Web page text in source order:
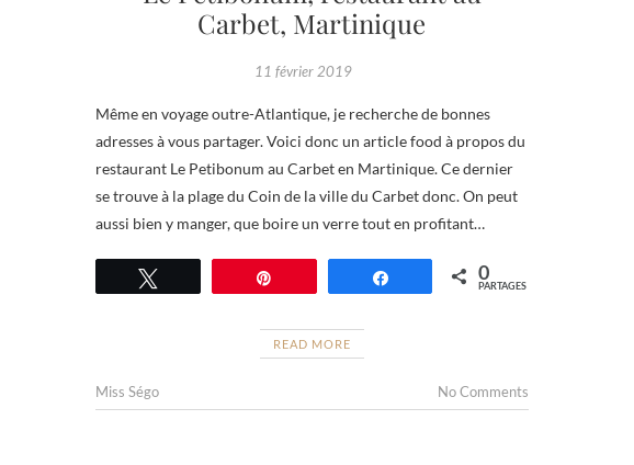
Carbet, Martinique
11 février 2019
Même en voyage outre-Atlantique, je recherche de bonnes
adresses à vous partager. Voici donc un article food à propos du
restaurant Le Petibonum au Carbet en Martinique. Ce dernier
se trouve à la plage du Coin de la ville du Carbet donc. On peut
aussi bien y manger, que boire un verre tout en profitant…
Partagez 0
PARTAGES
READ MORE
Miss Ségo No Comments